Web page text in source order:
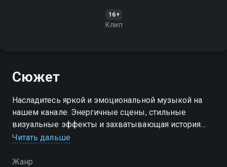
16+
Клип
Сюжет
Насладитесь яркой и эмоциональной музыкой на
нашем канале. Энергичные сцены, стильные
визуальные эффекты и захватывающая история
делают этот клип по-настоящему незабываемым
Читать дальше
Жанр